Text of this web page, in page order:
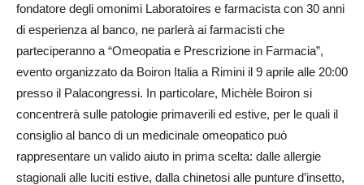
fondatore degli omonimi Laboratoires e farmacista con 30 anni
di esperienza al banco, ne parlerà ai farmacisti che
parteciperanno a “Omeopatia e Prescrizione in Farmacia”,
evento organizzato da Boiron Italia a Rimini il 9 aprile alle 20:00
presso il Palacongressi. In particolare, Michèle Boiron si
concentrerà sulle patologie primaverili ed estive, per le quali il
consiglio al banco di un medicinale omeopatico può
rappresentare un valido aiuto in prima scelta: dalle allergie
stagionali alle luciti estive, dalla chinetosi alle punture d’insetto,